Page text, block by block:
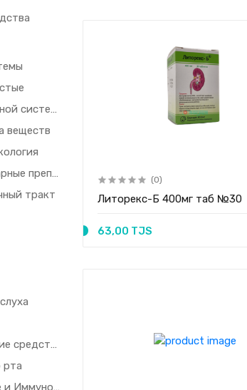
Заболевания нервной системы
веществ
Противопаразитарные препараты (чесотка)
тракт
Стоматологические средства
рта
Противовирусные и Иммуномодуляторы
(0)
Литорекс-Б 400мг таб №30
63,00 TJS